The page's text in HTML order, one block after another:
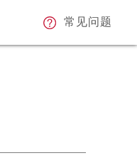
常见问题